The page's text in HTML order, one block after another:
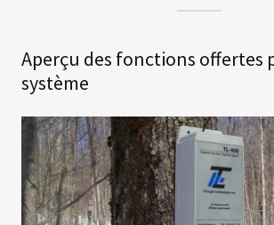
Aperçu des fonctions offertes
système